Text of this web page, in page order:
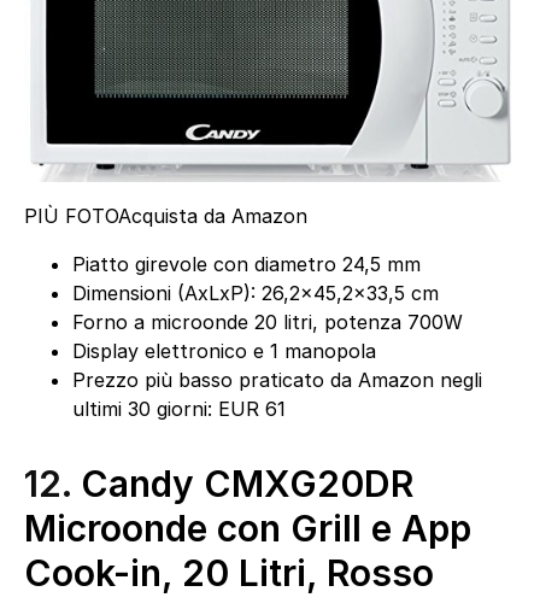
PIÙ FOTOAcquista da Amazon
Piatto girevole con diametro 24,5 mm
Dimensioni (AxLxP): 26,2×45,2×33,5 cm
Forno a microonde 20 litri, potenza 700W
Display elettronico e 1 manopola
Prezzo più basso praticato da Amazon negli
ultimi 30 giorni: EUR 61
12. Candy CMXG20DR
Microonde con Grill e App
Cook-in, 20 Litri, Rosso